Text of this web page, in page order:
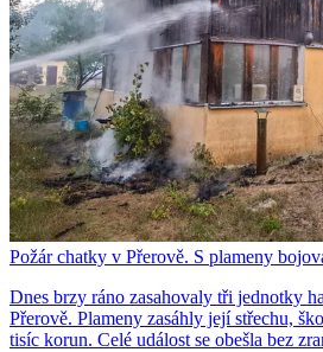
Požár chatky v Přerově. S plameny
Dnes brzy ráno zasahovaly tři jednotky
Přerově. Plameny zasáhly její střechu,
tisíc korun. Celé událost se obešla bez